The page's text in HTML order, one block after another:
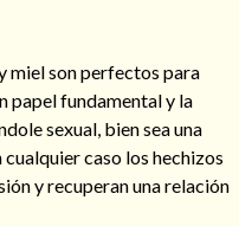
miel son perfectos para
papel fundamental y la
sexual, bien sea una
caso los hechizos
y recuperan una relación